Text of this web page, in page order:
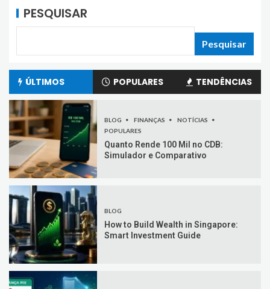
PESQUISAR
Pesquisar
ÚLTIMOS POPULARES TENDÊNCIAS
BLOG FINANÇAS
NOTÍCIAS
POPULARES
Quanto Rende 100 Mil no CDB:
Simulador e Comparativo
BLOG
How to Build Wealth in Singapore:
Smart Investment Guide